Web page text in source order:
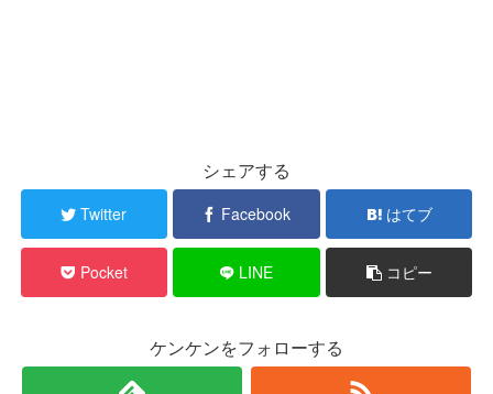
シェアする
Twitter Facebook はてブ
Pocket LINE コピー
ケンケンをフォローする